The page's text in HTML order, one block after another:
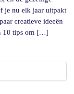
je nu elk jaar uitpakt
creatieve ideeën
10 tips om […]